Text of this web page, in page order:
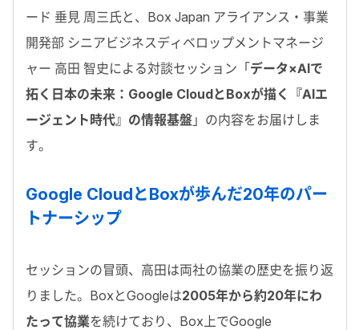
ード 垂見 周三氏と、Box Japan アライアンス・事業
開発部 シニア ビジネスディベロップメントマネージ
ャー 高田 智史 による対談セッション「データ×AIで
拓く日本の未来：Google CloudとBoxが描く『AIエ
ージェント時代』の情報基盤 」の内容をお届けしま
す。
Google CloudとBoxが歩んだ20年のパー
トナーシップ
セッションの冒頭、高田は両社の協業の歴史を振り返
りました。BoxとGoogleは2005年から約20年にわ
たって協業を続けており、Box上でGoogle